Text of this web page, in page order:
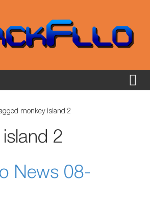
monkey island 2
2
News 08-